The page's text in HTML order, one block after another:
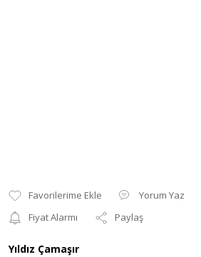
Yorum Yaz
Fiyat Alarmı
Paylaş
Yıldız Çamaşır